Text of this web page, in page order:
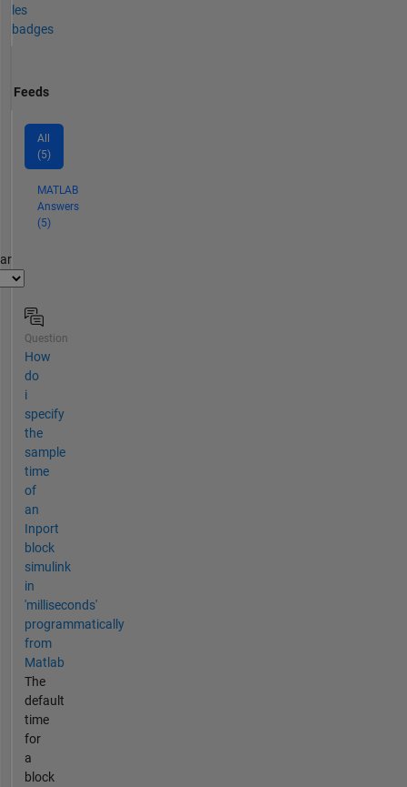
les
badges
Feeds
All
(5)
MATLAB
Answers
(5)
Question
How
do
i
specify
the
sample
time
of
an
Inport
block
simulink
in
'milliseconds'
programmatically
from
Matlab
The
default
time
for
a
block